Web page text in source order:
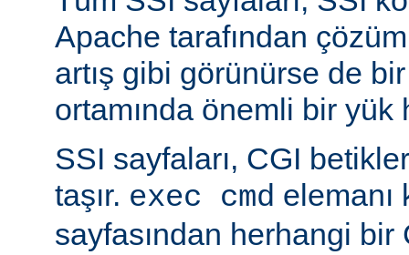
Apache tarafından
artış gibi görünürse de
ortamında önemli bir yük
SSI sayfaları, CGI
taşır. exec cmd elemanı
sayfasından herhangi